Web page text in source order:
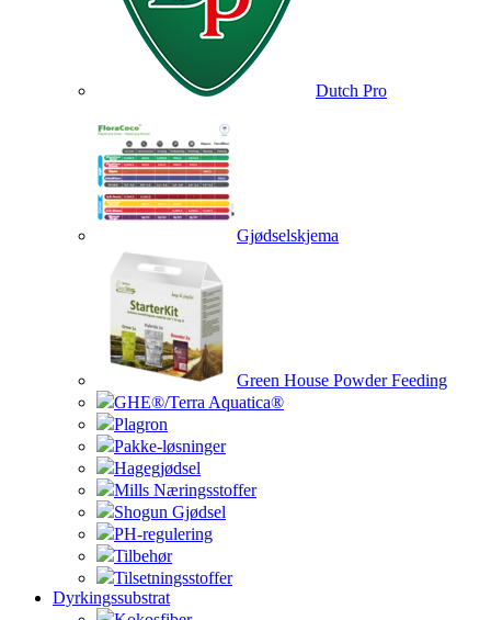
Dutch Pro
Gjødselskjema
Green House Powder Feeding
GHE®/Terra Aquatica®
Plagron
Pakke-løsninger
Hagegjødsel
Mills Næringsstoffer
Shogun Gjødsel
PH-regulering
Tilbehør
Tilsetningsstoffer
Dyrkingssubstrat